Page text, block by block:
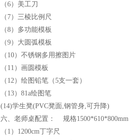
（6）美工刀
（7）三棱比例尺
（8）多功能模板
（9）大圆弧模板
（10）不锈钢多用擦图片
（11）画圆模板
（12）绘图铅笔（5支一套）
（13）81a绘图笔
(14)学生凳(PVC凳面,钢管身,可升降)
六、老师桌配置： 规格1500*610*800mm
（1）1200cm丁字尺